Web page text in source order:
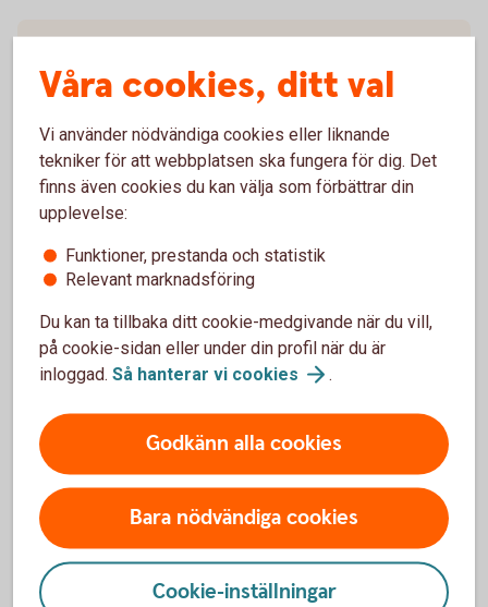
Tidigare rapporter
Temarapport
Tidigare temarapporter
Våra cookies, ditt val
Vi använder nödvändiga cookies eller liknande
tekniker för att webbplatsen ska fungera för dig. Det
finns även cookies du kan välja som förbättrar din
upplevelse:
Funktioner, prestanda och statistik
Relevant marknadsföring
Du kan ta tillbaka ditt cookie-medgivande när du vill,
på cookie-sidan eller under din profil när du är
inloggad. Så hanterar vi cookies .
Godkänn alla cookies
Bara nödvändiga cookies
Cookie-inställningar